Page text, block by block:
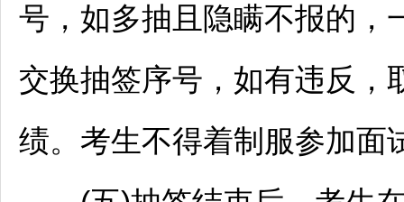
号，如多抽且隐瞒不报的，
交换抽签序号，如有违反，
绩。考生不得着制服参加面